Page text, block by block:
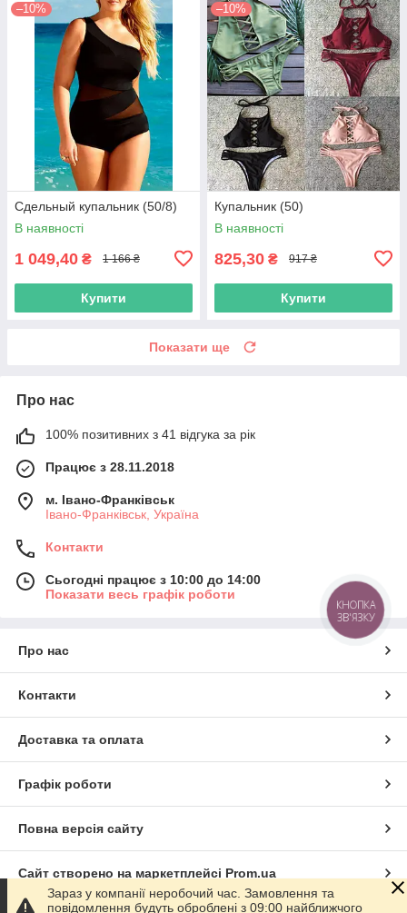
–10%
Сдельный купальник (50/8)
В наявності
1 049,40 ₴ 1 166 ₴
Купити
–10%
Купальник (50)
В наявності
825,30 ₴ 917 ₴
Купити
Показати ще
Про нас
100% позитивних з 41 відгука за рік
Працює з 28.11.2018
м. Івано-Франківськ
Івано-Франківськ, Україна
Контакти
Сьогодні працює з 10:00 до 14:00
Показати весь графік роботи
Про нас
Контакти
Доставка та оплата
Графік роботи
Повна версія сайту
Сайт створено на маркетплейсі Prom.ua
Зараз у компанії неробочий час. Замовлення та
повідомлення будуть оброблені з 09:00 найближчого
КНОПКА
ЗВ'ЯЗКУ